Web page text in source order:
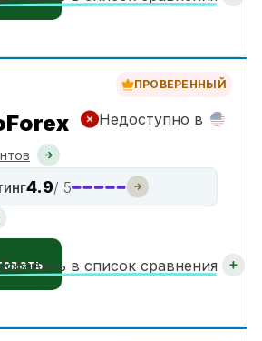
ПРОВЕРЕННЫЙ
Недоступно в
4.9/ 5
в список сравнения